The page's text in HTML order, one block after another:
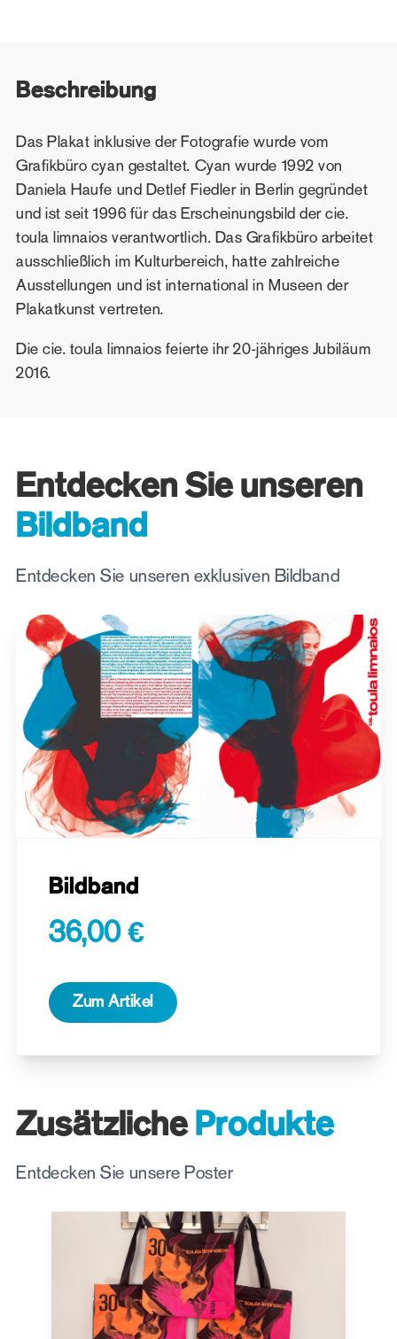
Beschreibung
Das Plakat inklusive der Fotografie wurde vom
Grafikbüro cyan gestaltet. Cyan wurde 1992 von
Daniela Haufe und Detlef Fiedler in Berlin gegründet
und ist seit 1996 für das Erscheinungsbild der cie.
toula limnaios verantwortlich. Das Grafikbüro arbeitet
ausschließlich im Kulturbereich, hatte zahlreiche
Ausstellungen und ist international in Museen der
Plakatkunst vertreten.
Die cie. toula limnaios feierte ihr 20-jähriges Jubiläum
2016.
Entdecken Sie unseren
Bildband
Entdecken Sie unseren exklusiven Bildband
Bildband
36,00 €
Zum Artikel
ZusätzlicheProdukte
Entdecken Sie unsere Poster